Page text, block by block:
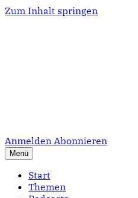
Zum Inhalt springen
Anmelden Abonnieren
Menü
Start
Themen